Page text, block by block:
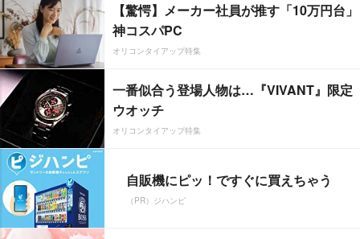
【驚愕】メーカー社員が推す「10万円台」
神コスパPC
オリコンタイアップ特集
一番似合う登場人物は…『VIVANT』限定
ウオッチ
オリコンタイアップ特集
自販機にピッ！ですぐに買えちゃう
（PR）ジハンピ